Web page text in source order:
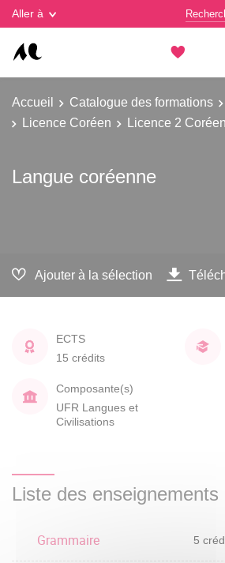
Aller à
Accueil Catalogue des formations
Licence Coréen
Licence 2 Coréen
Langue coréenne
Ajouter à la sélection
ECTS
15 crédits
Composante(s)
UFR Langues et
Civilisations
Liste des enseignements
Grammaire 5
Gestion des cookies